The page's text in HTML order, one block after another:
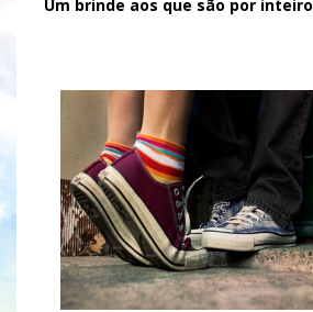
Um brinde aos que são por inteiro